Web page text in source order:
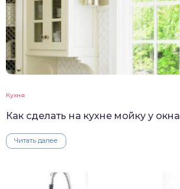
Кухня
Как сделать на кухне мойку у окна
Читать далее